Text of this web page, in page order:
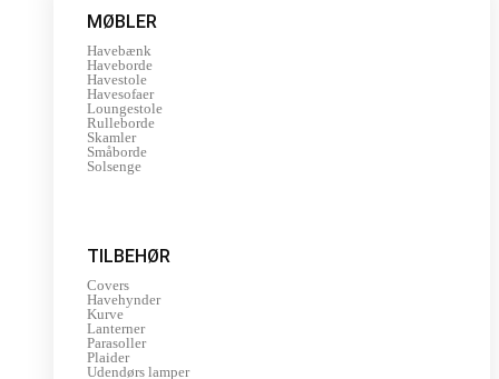
MØBLER
Havebænk
Haveborde
Havestole
Havesofaer
Loungestole
Rulleborde
Skamler
Småborde
Solsenge
TILBEHØR
Covers
Havehynder
Kurve
Lanterner
Parasoller
Plaider
Udendørs lamper